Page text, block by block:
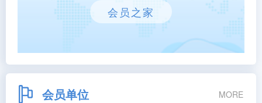
会员之家
会员单位 MORE